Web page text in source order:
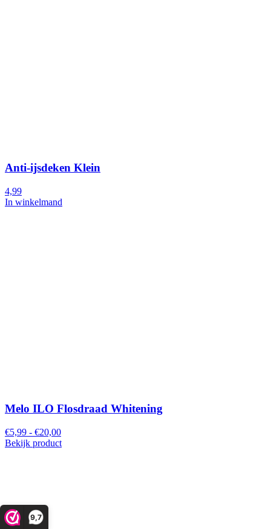
9,7
Anti-ijsdeken Klein
4,99
In winkelmand
Melo ILO Flosdraad Whitening
€5,99 - €20,00
Bekijk product